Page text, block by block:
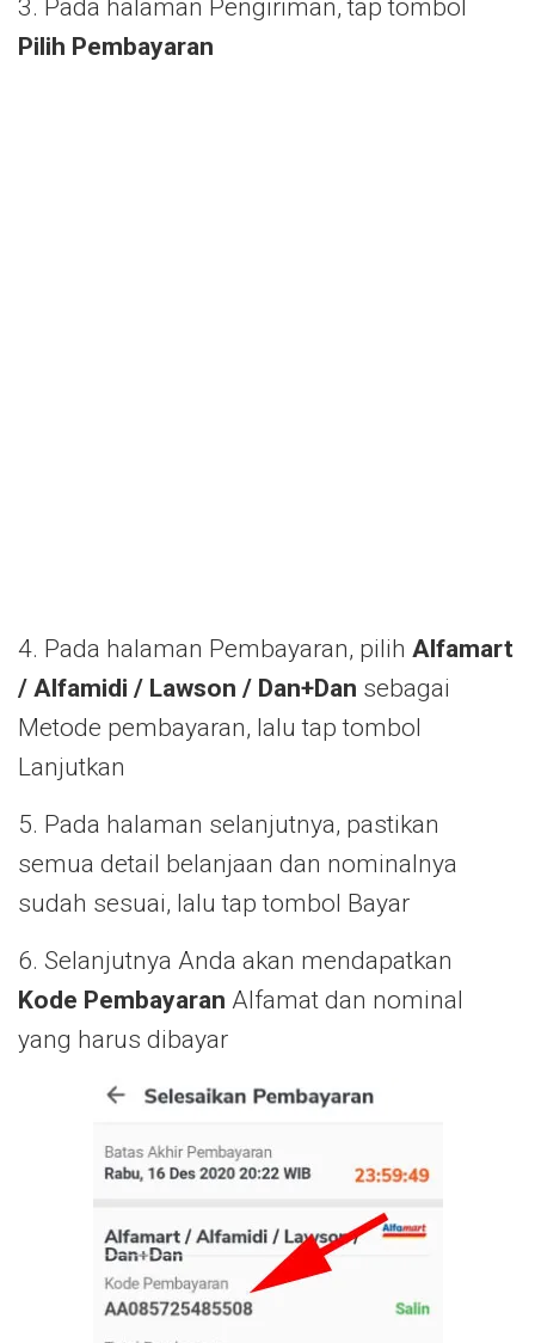
3. Pada halaman Pengiriman, tap tombol
Pilih Pembayaran
4. Pada halaman Pembayaran, pilih Alfamart
/ Alfamidi / Lawson / Dan+Dan sebagai
Metode pembayaran, lalu tap tombol
Lanjutkan
5. Pada halaman selanjutnya, pastikan
semua detail belanjaan dan nominalnya
sudah sesuai, lalu tap tombol Bayar
6. Selanjutnya Anda akan mendapatkan
Kode Pembayaran Alfamat dan nominal
yang harus dibayar